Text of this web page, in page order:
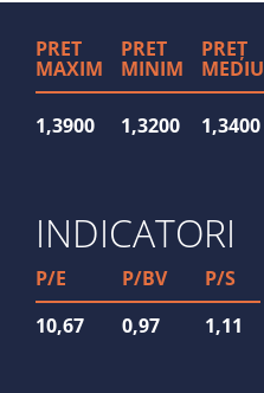
PRET
MAXIM
PRET
MINIM
PREȚ
MEDIU
1,3900 1,3200 1,3400
INDICATORI
P/E P/BV
P/S
10,67
0,97 1,11